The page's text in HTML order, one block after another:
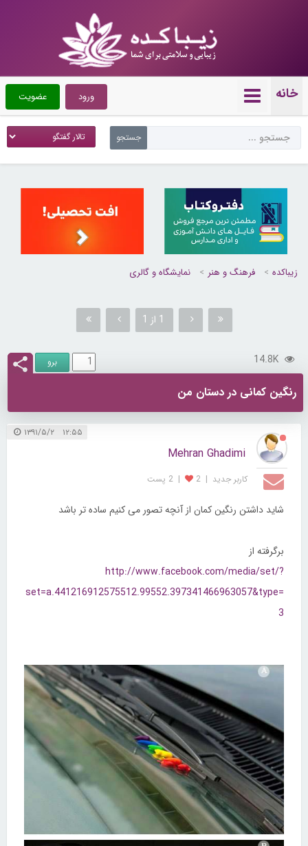
خانه عضویت ورود
زیباکده فرهنگ و هنر نمایشگاه و گالری
1 از 1
14.8K
رنگین کمانی در دستان من
۱۲:۵۵ ۱۳۹۱/۵/۲
Mehran Ghadimi
کاربر جديد |
2
| 2 پست
شاید داشتن رنگین کمان از آنچه تصور می کنیم ساده تر باشد
برگرفته از
http://www.facebook.com/media/set/?
set=a.441216912575512.99552.397341466963057&type=
3